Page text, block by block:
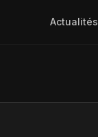
Actualités